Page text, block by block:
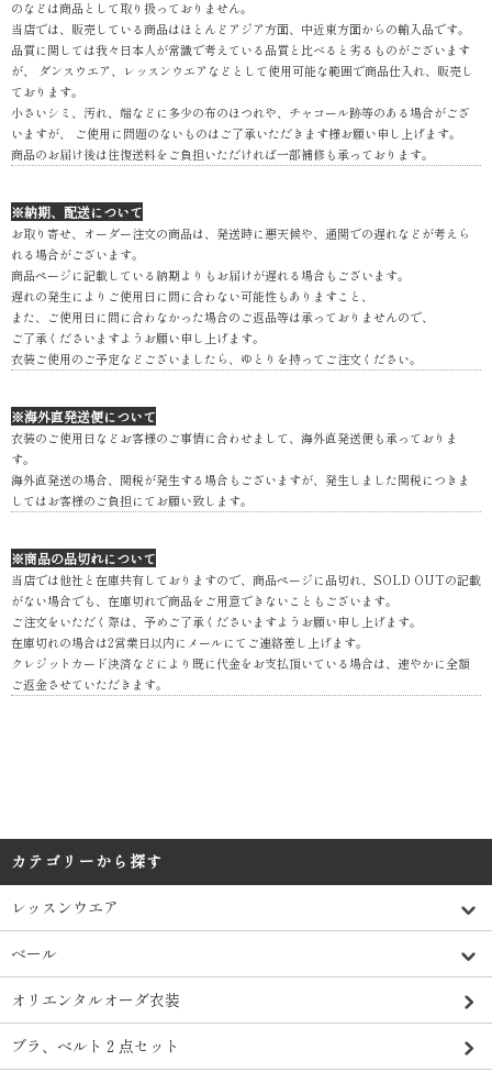
のなどは商品として取り扱っておりません。
当店では、販売している商品はほとんどアジア方面、中近東方面からの輸入品です。
品質に関しては我々日本人が常識で考えている品質と比べると劣るものがございます
が、 ダンスウエア、レッスンウエアなどとして使用可能な範囲で商品仕入れ、販売し
ております。
小さいシミ、汚れ、端などに多少の布のほつれや、チャコール跡等のある場合がござ
いますが、 ご使用に問題のないものはご了承いただきます様お願い申し上げます。
商品のお届け後は往復送料をご負担いただければ一部補修も承っております。
※納期、配送について
お取り寄せ、オーダー注文の商品は、発送時に悪天候や、通関での遅れなどが考えら
れる場合がございます。
商品ページに記載している納期よりもお届けが遅れる場合もございます。
遅れの発生によりご使用日に間に合わない可能性もありますこと、
また、ご使用日に間に合わなかった場合のご返品等は承っておりませんので、
ご了承くださいますようお願い申し上げます。
衣装ご使用のご予定などございましたら、ゆとりを持ってご注文ください。
※海外直発送便について
衣装のご使用日などお客様のご事情に合わせまして、海外直発送便も承っておりま
す。
海外直発送の場合、関税が発生する場合もございますが、発生しました関税につきま
してはお客様のご負担にてお願い致します。
※商品の品切れについて
当店では他社と在庫共有しておりますので、商品ページに品切れ、SOLD OUTの記載
がない場合でも、在庫切れで商品をご用意できないこともございます。
ご注文をいただく際は、予めご了承くださいますようお願い申し上げます。
在庫切れの場合は2営業日以内にメールにてご連絡差し上げます。
クレジットカード決済などにより既に代金をお支払頂いている場合は、速やかに全額
ご返金させていただきます。
カテゴリーから探す
レッスンウエア
ベール
オリエンタルオーダ衣装
ブラ、ベルト２点セット